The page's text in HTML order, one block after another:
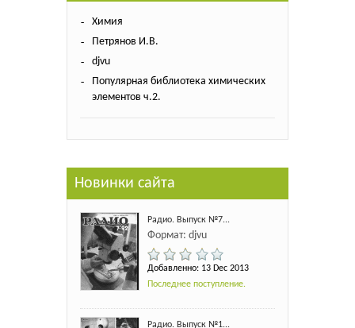
Химия
Петрянов И.В.
djvu
Популярная библиотека химических
элементов ч.2.
Новинки сайта
Радио. Выпуск №7...
Формат: djvu
Добавленно: 13 Dec 2013
Последнее поступление.
Радио. Выпуск №1...